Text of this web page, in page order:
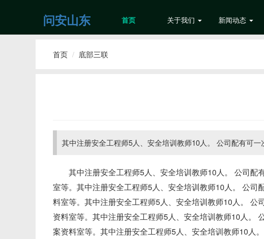
问安山东 首页 关于我们 新闻动态
首页 底部三联
其中注册安全工程师5人、安全培训教师10人。 公司配有可
其中注册安全工程师5人、安全培训教师10人。 公司
室等。其中注册安全工程师5人、安全培训教师10人。 公
料室等。其中注册安全工程师5人、安全培训教师10人。
资料室等。其中注册安全工程师5人、安全培训教师10人。
案资料室等。其中注册安全工程师5人、安全培训教师10人